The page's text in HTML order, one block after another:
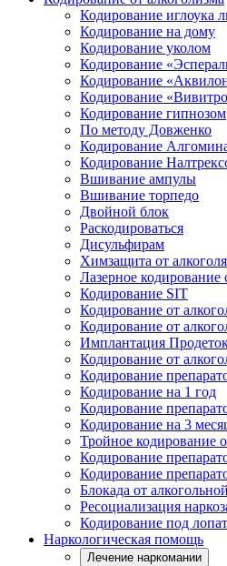
Кодирование иглоука
Кодирование на дому
Кодирование уколом
Кодирование
Кодирование
Кодирование
Кодирование гипнозом
По методу Довженко
Кодирование
Кодирование
Вшивание ампулы
Вшивание торпедо
Двойной блок
Раскодироваться
Дисульфирам
Химзащита от алкоголя
Лазерное кодирование
Кодирование SIT
Кодирование от
Кодирование от
Имплантация
Кодирование от
Кодирование
Кодирование на 1 год
Кодирование
Кодирование на 3
Тройное кодирование
Кодирование
Кодирование
Блокада от
Ресоциализация
Кодирование под
Наркологическая помощь
Лечение наркомании